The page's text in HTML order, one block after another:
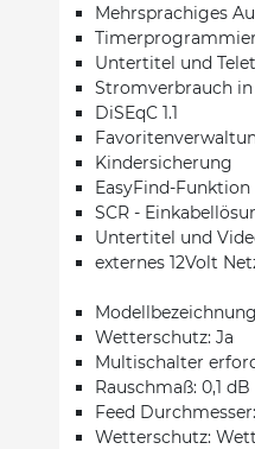
Mehrsprachiges
Untertitel und
Stromverbrauch in
DiSEqC 1.1
Kindersicherung
EasyFind-Funktion
SCR -
Untertitel und
externes 12Volt
Wetterschutz: Ja
Multischalter
Rauschmaß: 0,1 dB
Feed
Wetterschutz: